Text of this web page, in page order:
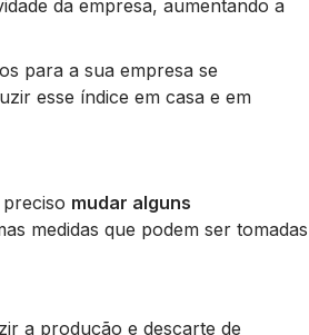
da empresa, aumentando a
para a sua empresa se
esse índice em casa e em
mudar alguns
medidas que podem ser tomadas
a produção e descarte de